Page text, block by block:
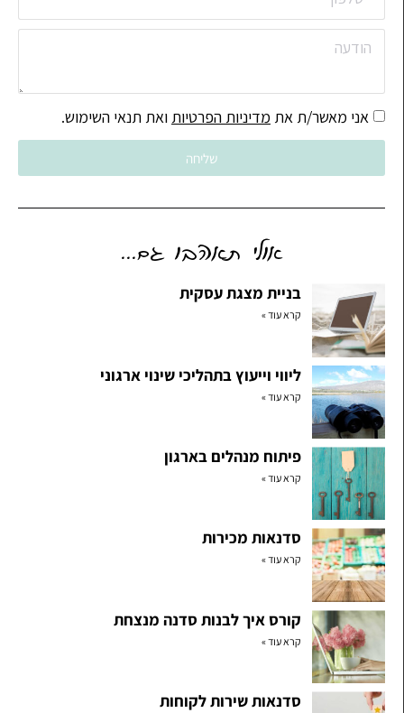
אני מאשר/ת אתמדיניות הפרטיותואת תנאי השימוש.
שליחה
אולי תאהבו גם...
בניית מצגת עסקית
קרא עוד »
ליווי וייעוץ בתהליכי שינוי ארגוני
קרא עוד »
פיתוח מנהלים בארגון
קרא עוד »
סדנאות מכירות
קרא עוד »
קורס איך לבנות סדנה מנצחת
קרא עוד »
סדנאות שירות לקוחות